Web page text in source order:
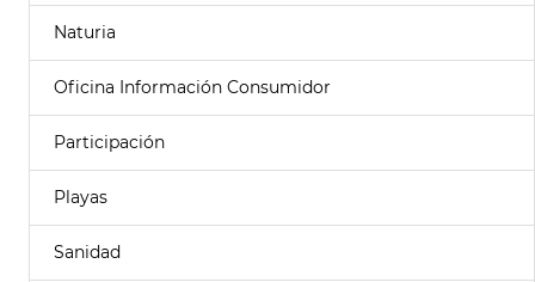
Naturia
Oficina Información Consumidor
Participación
Playas
Sanidad